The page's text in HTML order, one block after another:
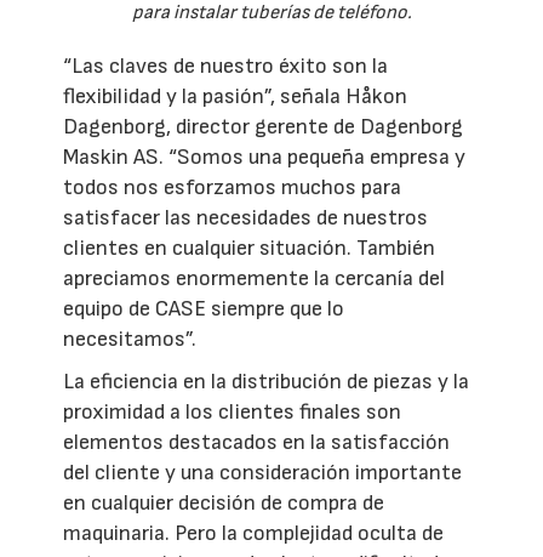
para instalar tuberías de teléfono.
“Las claves de nuestro éxito son la
flexibilidad y la pasión”, señala Håkon
Dagenborg, director gerente de Dagenborg
Maskin AS. “Somos una pequeña empresa y
todos nos esforzamos muchos para
satisfacer las necesidades de nuestros
clientes en cualquier situación. También
apreciamos enormemente la cercanía del
equipo de CASE siempre que lo
necesitamos”.
La eficiencia en la distribución de piezas y la
proximidad a los clientes finales son
elementos destacados en la satisfacción
del cliente y una consideración importante
en cualquier decisión de compra de
maquinaria. Pero la complejidad oculta de